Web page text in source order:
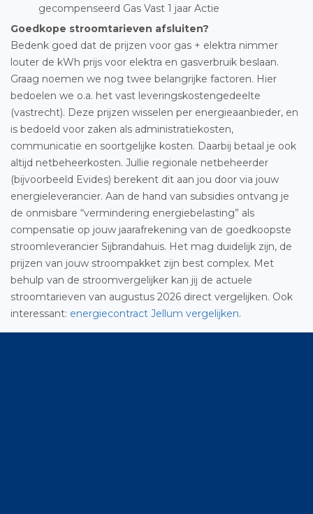
gecompenseerd Gas Vast 1 jaar Actie
Goedkope stroomtarieven afsluiten?
Bedenk goed dat de prijzen voor gas + elektra nimmer
louter de kWh prijs voor elektra en gasverbruik beslaan.
Graag noemen we nog twee belangrijke factoren. Hier
bedoelen we o.a. het vast leveringskostengedeelte
(vastrecht). Deze prijzen wisselen per energieaanbieder, en
is bedoeld voor zaken als administratiekosten,
communicatie en soortgelijke kosten. Daarbij betaal je ook
altijd netbeheerkosten. Jullie regionale netbeheerder
(bijvoorbeeld Evides) berekent dit aan jou door via jouw
energieleverancier. Aan de hand van subsidies ontvang je
de onmisbare “vermindering energiebelasting” als
compensatie op jouw jaarafrekening van de goedkoopste
stroomleverancier Sijbrandahuis. Het mag duidelijk zijn, de
prijzen van jouw stroompakket zijn best complex. Met
behulp van de stroomvergelijker kan jij de actuele
stroomtarieven van augustus 2026 direct vergelijken. Ook
interessant: energiecontract Jellum vergelijken.